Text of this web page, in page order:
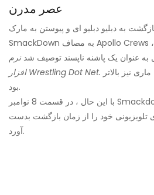
عصر مدرن
به دبلیو دبلیو ای و پیوستن به مارک
SmackDown به مصاف Apollo Crews برود. نیازی به گفتن نیست ،
عنوان یک پاشنه ناپسند توصیف شد نرم
افزار Wrestling Dot Net.
بود.
با این حال ، در قسمت 8 نوامبر Smackdown ، هاوکین Apollo Crews
تلویزیونی خود را از زمان بازگشت بدست
آورد.